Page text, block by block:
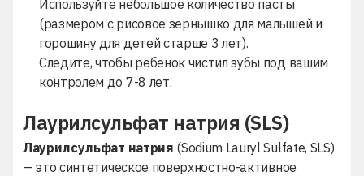
Используйте небольшое количество пасты
(размером с рисовое зернышко для малышей и
горошину для детей старше 3 лет).
Следите, чтобы ребенок чистил зубы под вашим
контролем до 7-8 лет.
Лаурилсульфат натрия (SLS)
Лаурилсульфат натрия (Sodium Lauryl Sulfate, SLS)
— это синтетическое поверхностно-активное